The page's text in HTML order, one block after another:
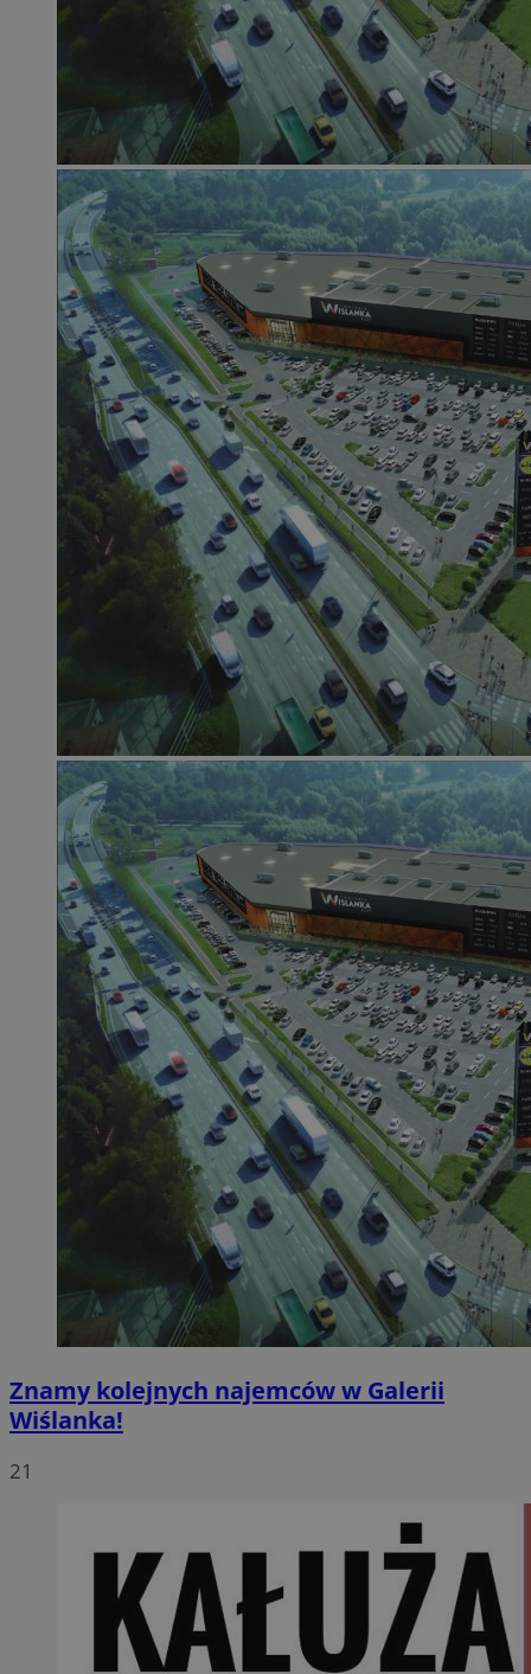
Znamy kolejnych najemców w Galerii
Wiślanka!
21